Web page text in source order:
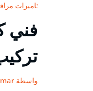
كاميرات
بواسطة ammar